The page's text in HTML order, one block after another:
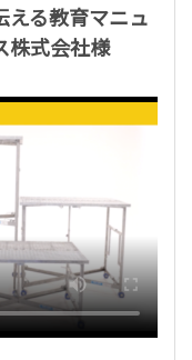
える教育マニュ
株式会社様